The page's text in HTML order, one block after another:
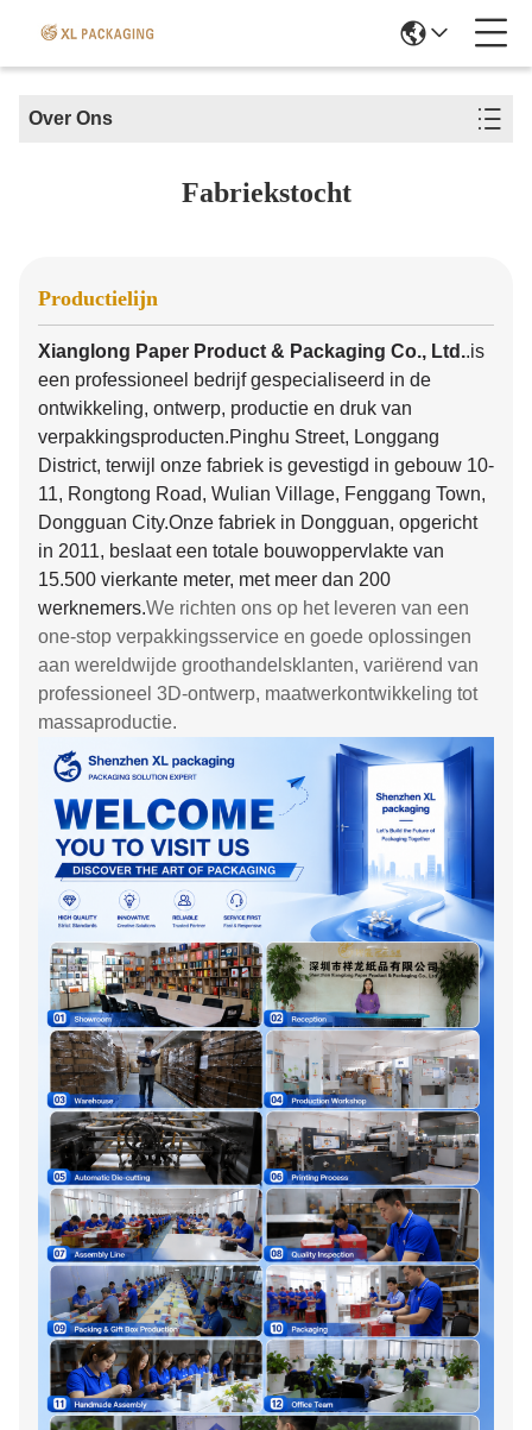
Over Ons
Fabriekstocht
Productielijn
Xianglong Paper Product & Packaging Co., Ltd..is
een professioneel bedrijf gespecialiseerd in de
ontwikkeling, ontwerp, productie en druk van
verpakkingsproducten.Pinghu Street, Longgang
District, terwijl onze fabriek is gevestigd in gebouw 10-
11, Rongtong Road, Wulian Village, Fenggang Town,
Dongguan City.Onze fabriek in Dongguan, opgericht
in 2011, beslaat een totale bouwoppervlakte van
15.500 vierkante meter, met meer dan 200
werknemers.We richten ons op het leveren van een
one-stop verpakkingsservice en goede oplossingen
aan wereldwijde groothandelsklanten, variërend van
professioneel 3D-ontwerp, maatwerkontwikkeling tot
massaproductie.